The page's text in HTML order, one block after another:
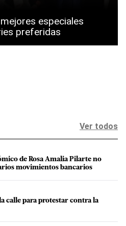
especiales
preferidas
Ver todos
de Rosa Amalia Pilarte no
movimientos bancarios
calle para protestar contra la